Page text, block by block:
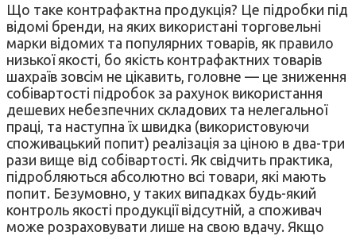
Що таке контрафактна продукція? Це підробки під
відомі бренди, на яких використані торговельні
марки відомих та популярних товарів, як правило
низької якості, бо якість контрафактних товарів
шахраїв зовсім не цікавить, головне — це зниження
собівартості підробок за рахунок використання
дешевих небезпечних складових та нелегальної
праці, та наступна їх швидка (використовуючи
споживацький попит) реалізація за ціною в два-три
рази вище від собівартості. Як свідчить практика,
підробляються абсолютно всі товари, які мають
попит. Безумовно, у таких випадках будь-який
контроль якості продукції відсутній, а споживач
може розраховувати лише на свою вдачу. Якщо